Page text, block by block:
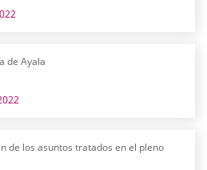
de Ayala
de los asuntos tratados en el pleno